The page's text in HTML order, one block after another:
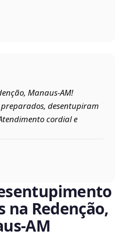
Manaus‑AM!
desentupiram
cordial e
na Redenção,